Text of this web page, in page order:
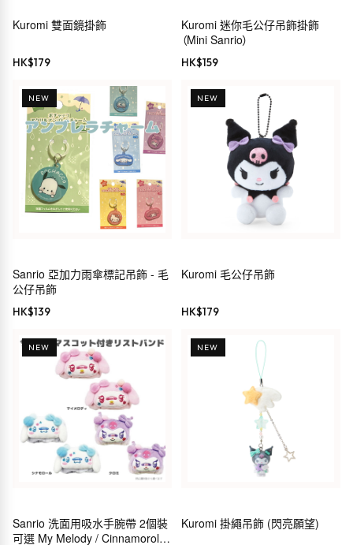
Kuromi 雙面鏡掛飾
HK$179
Kuromi 迷你毛公仔吊飾掛飾
（Mini Sanrio）
HK$159
NEW
Sanrio 亞加力雨傘標記吊飾 - 毛
公仔吊飾
HK$139
NEW
Kuromi 毛公仔吊飾
HK$179
NEW
Sanrio 洗面用吸水手腕帶 2個裝
可選 My Melody / Cinnamoroll /
NEW
Kuromi 掛繩吊飾 (閃亮願望)